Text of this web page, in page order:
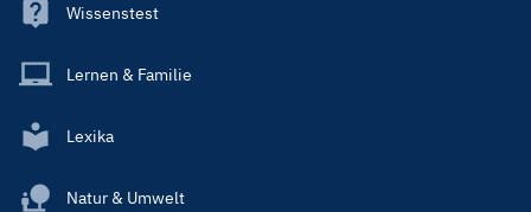
Wissenstest
Lernen & Familie
Lexika
Natur & Umwelt